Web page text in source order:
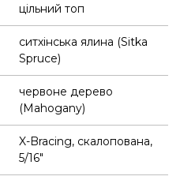
цільний топ
ситхінська ялина (Sitka
Spruce)
червоне дерево
(Mahogany)
X-Bracing, скалопована,
5/16"